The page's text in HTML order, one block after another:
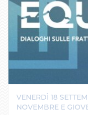
VENERDÌ 18
NOVEMBRE E